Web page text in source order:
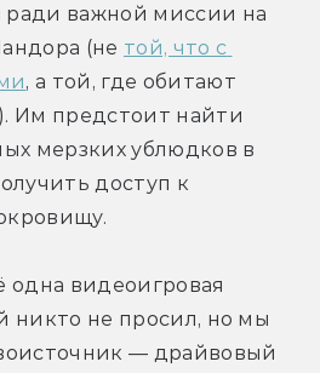
важной миссии на
(не той, что с
, а той, где обитают
Им предстоит найти
мерзких ублюдков в
доступ к
одна видеоигровая
никто не просил, но мы
— драйвовый